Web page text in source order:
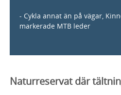
- Cykla annat än på vägar,
markerade MTB leder
Naturreservat där